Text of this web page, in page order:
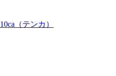
（テンカ）